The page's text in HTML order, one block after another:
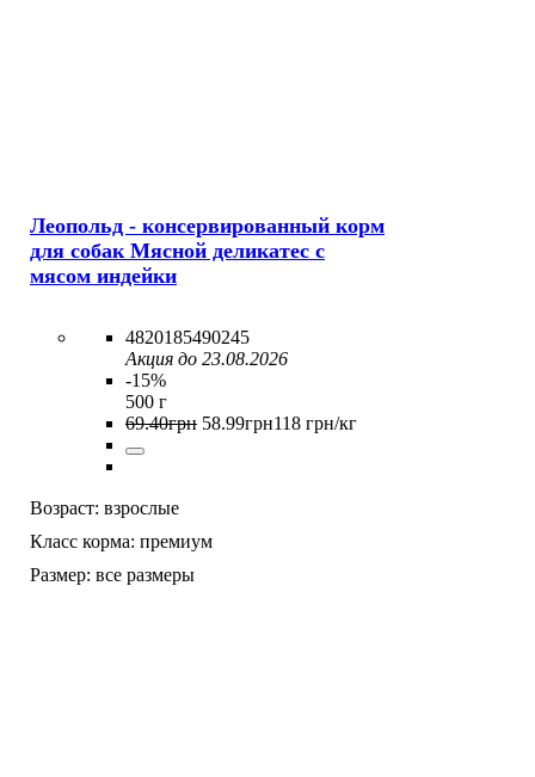
Леопольд - консервированный корм
для собак Мясной деликатес с
мясом индейки
4820185490245
Акция до 23.08.2026
-15%
500 г
69.40грн 58.99грн118 грн/кг
Возраст: взрослые
Класс корма: премиум
Размер: все размеры